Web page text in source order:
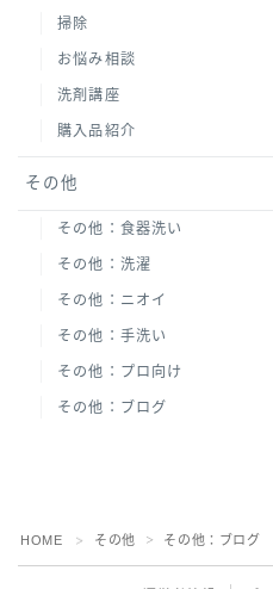
掃除
お悩み相談
洗剤講座
購入品紹介
その他
その他：食器洗い
その他：洗濯
その他：ニオイ
その他：手洗い
その他：プロ向け
その他：ブログ
HOME ＞ その他 ＞ その他：ブログ